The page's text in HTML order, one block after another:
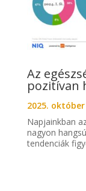
Az
pozitívan
2025. október
Napjainkban
nagyon
tendenciák